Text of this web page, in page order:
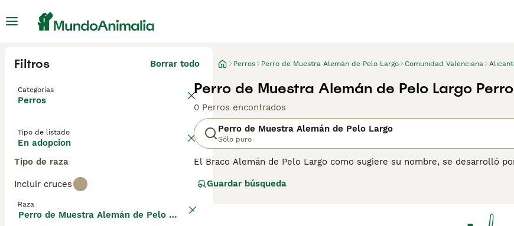
Filtros Borrar todo
Categorías
Perros
Tipo de listado
En adopcion
Tipo de raza
Incluir cruces
Raza
Perro de Muestra Alemán de Pelo Largo
Perros Perro de Muestra Alemán de Pelo Largo Comunidad Valenciana
Perro de Muestra Alemán de Pelo Largo
0 Perros encontrados
Perro de Muestra Alemán de Pelo Largo
Sólo puro
El Braco Alemán de Pelo Largo como sugiere su nombre, se desarrolló
perros inteligentes que se sienten cómodos tanto en el entorno
Bracos Alemanes de Pelo Largo para obtener información sobre esta raza
Guardar búsqueda